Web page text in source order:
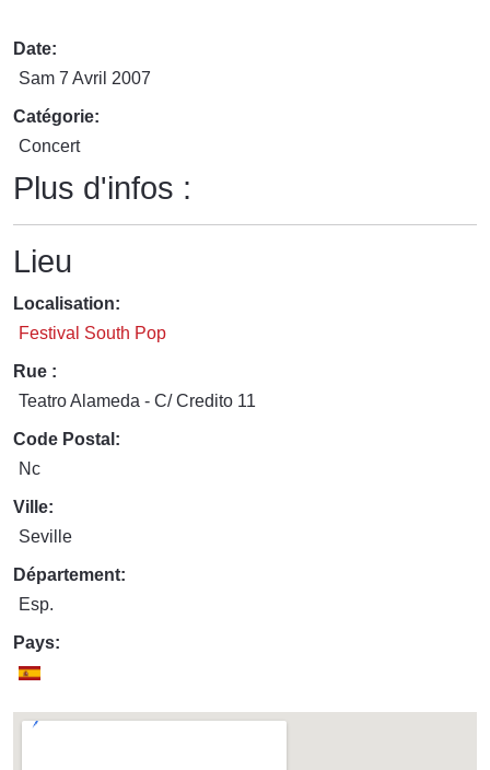
Date:
Sam 7 Avril 2007
Catégorie:
Concert
Plus d'infos :
Lieu
Localisation:
Festival South Pop
Rue :
Teatro Alameda - C/ Credito 11
Code Postal:
Nc
Ville:
Seville
Département:
Esp.
Pays: